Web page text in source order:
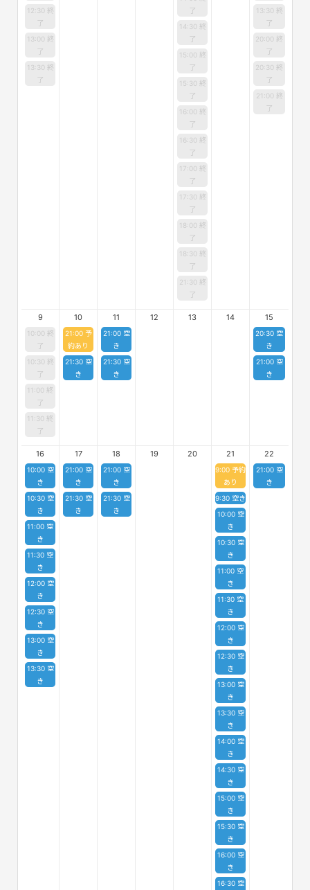
12:30 終
了
13:00 終
了
13:30 終
了
了
14:30 終
了
15:00 終
了
15:30 終
了
16:00 終
了
16:30 終
了
17:00 終
了
17:30 終
了
18:00 終
了
18:30 終
了
21:30 終
了
13:30 終
了
20:00 終
了
20:30 終
了
21:00 終
了
9
10:00 終
了
10:30 終
了
11:00 終
了
11:30 終
了
10
21:00 予
約あり
21:30 空
き
11
21:00 空
き
21:30 空
き
12 13 14 15
20:30 空
き
21:00 空
き
16
10:00 空
き
10:30 空
き
11:00 空
き
11:30 空
き
12:00 空
き
12:30 空
き
13:00 空
き
13:30 空
き
17
21:00 空
き
21:30 空
き
18
21:00 空
き
21:30 空
き
19 20 21
9:00 予約
あり
9:30 空き
10:00 空
き
10:30 空
き
11:00 空
き
11:30 空
き
12:00 空
き
12:30 空
き
13:00 空
き
13:30 空
き
14:00 空
き
14:30 空
き
15:00 空
き
15:30 空
き
16:00 空
き
16:30 空
22
21:00 空
き